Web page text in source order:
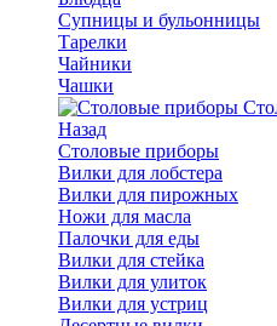
Супницы и бульонницы
Тарелки
Чайники
Чашки
Назад
Cтоловые приборы
Вилки для лобстера
Вилки для пирожных
Ножи для масла
Палочки для еды
Вилки для стейка
Вилки для улиток
Вилки для устриц